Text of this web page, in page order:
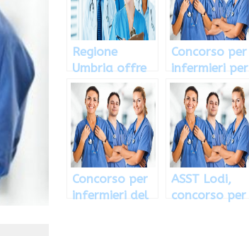
Regione
Umbria offre
concorso per
103 infermieri
Concorso per
infermieri per
gli Ospedali
dei Colli di
Napoli
Concorso per
infermieri del
ASST Lodi,
concorso per